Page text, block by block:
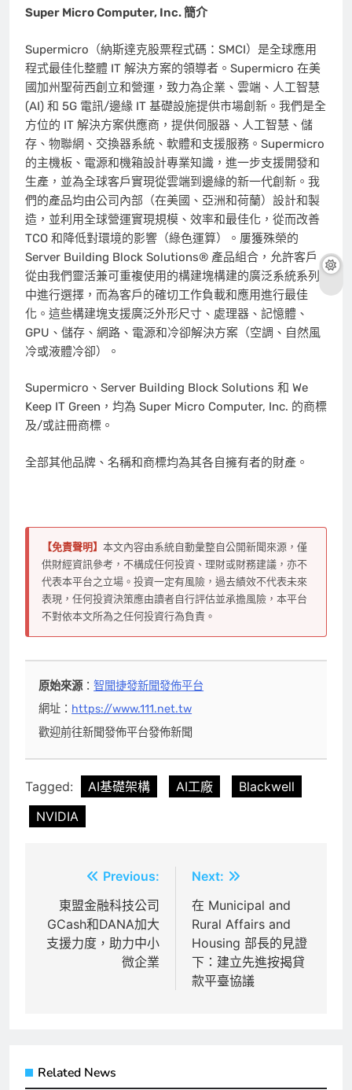
Super Micro Computer, Inc. 簡介
Supermicro（納斯達克股票程式碼：SMCI）是全球應用
程式最佳化整體 IT 解決方案的領導者。Supermicro 在美
國加州聖荷西創立和營運，致力為企業、雲端、人工智慧
(AI) 和 5G 電訊/邊緣 IT 基礎設施提供市場創新。我們是全
方位的 IT 解決方案供應商，提供伺服器、人工智慧、儲
存、物聯網、交換器系統、軟體和支援服務。Supermicro
的主機板、電源和機箱設計專業知識，進一步支援開發和
生產，並為全球客戶實現從雲端到邊緣的新一代創新。我
們的產品均由公司內部（在美國、亞洲和荷蘭）設計和製
造，並利用全球營運實現規模、效率和最佳化，從而改善
TCO 和降低對環境的影響（綠色運算）。屢獲殊榮的
Server Building Block Solutions® 產品組合，允許客戶
從由我們靈活兼可重複使用的構建塊構建的廣泛系統系列
中進行選擇，而為客戶的確切工作負載和應用進行最佳
化。這些構建塊支援廣泛外形尺寸、處理器、記憶體、
GPU、儲存、網路、電源和冷卻解決方案（空調、自然風
冷或液體冷卻）。
Supermicro、Server Building Block Solutions 和 We
Keep IT Green，均為 Super Micro Computer, Inc. 的商標
及/或註冊商標。
全部其他品牌、名稱和商標均為其各自擁有者的財產。
【免責聲明】 本文內容由系統自動彙整自公開新聞來源，僅
供財經資訊參考，不構成任何投資、理財或財務建議，亦不
代表本平台之立場。投資一定有風險，過去績效不代表未來
表現，任何投資決策應由讀者自行評估並承擔風險，本平台
不對依本文所為之任何投資行為負責。
原始來源：智聞捷發新聞發佈平台
網址： https://www.111.net.tw
歡迎前往新聞發佈平台發佈新聞
Tagged: AI基礎架構 AI工廠
Blackwell
NVIDIA
導
Previous:
東盟金融科技公司
GCash和DANA加大
支援力度，助力中小
微企業
Next:
在 Municipal and
Rural Affairs and
Housing 部長的見證
下：建立先進按揭貸
款平臺協議
Related News